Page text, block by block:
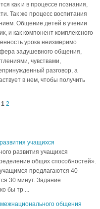
как и в процессе познания,
Так же процесс воспитания
Общение детей в учении
и как компонент комплексного
урока неизмеримо
задушевного общения,
чувствами,
разговор, а
в нем, чтобы получить
1 2
учащихся
развития учащихся
общих способностей».
предлагаются 40
30 минут. Задание
бы тр ...
общения